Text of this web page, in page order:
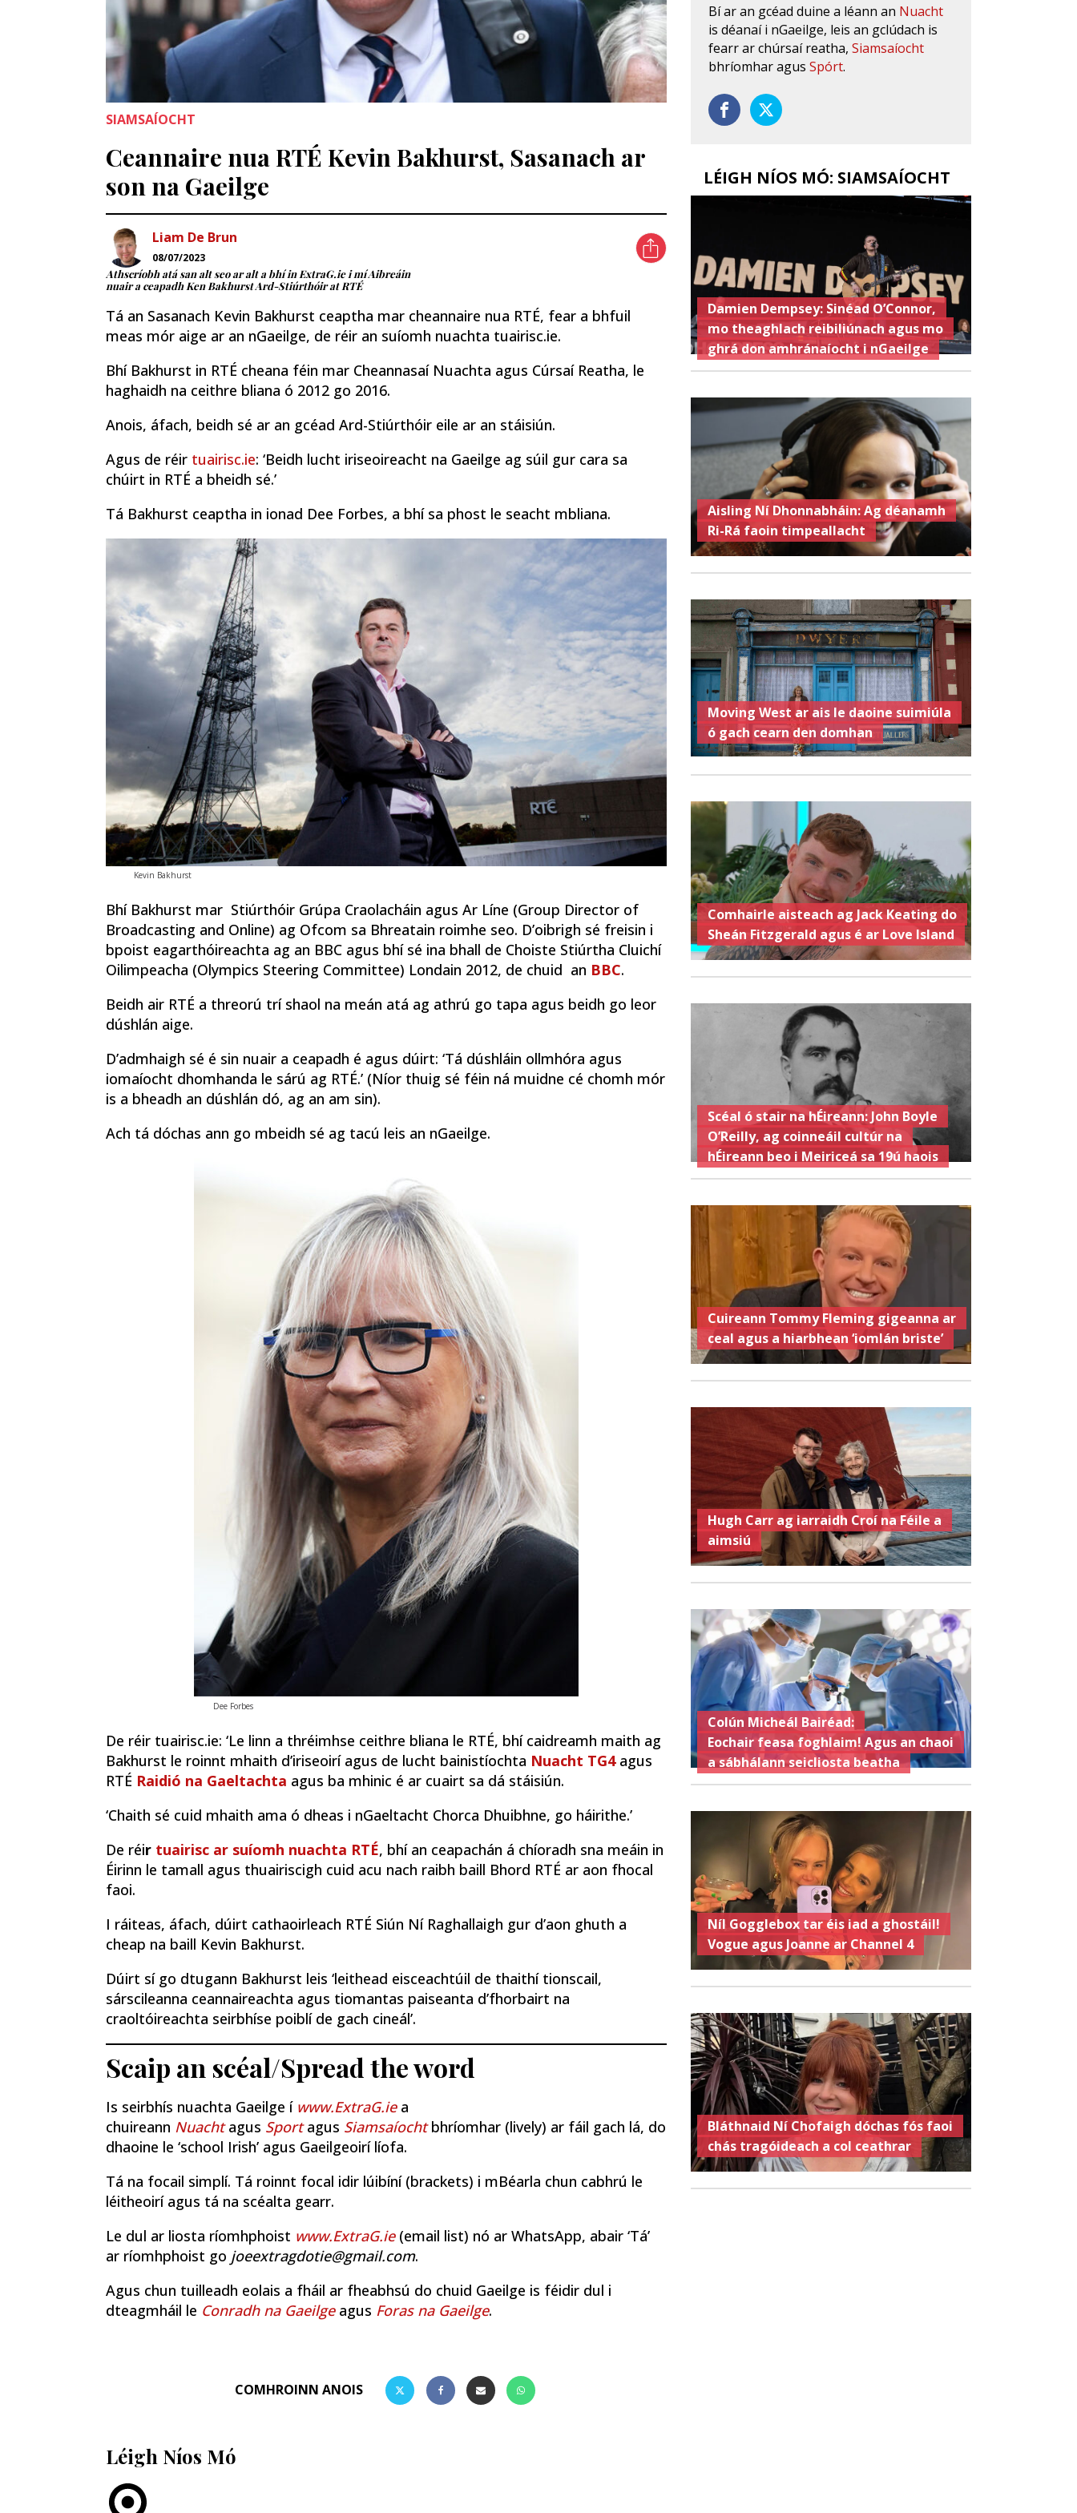
SIAMSAÍOCHT
Ceannaire nua RTÉ Kevin Bakhurst, Sasanach ar
son na Gaeilge
Liam De Brun
08/07/2023
Athscríobh atá san alt seo ar alt a bhí in ExtraG.ie i mí Aibreáin
nuair a ceapadh Ken Bakhurst Ard-Stiúrthóir at RTÉ
Tá an Sasanach Kevin Bakhurst ceaptha mar cheannaire nua RTÉ, fear a bhfuil
meas mór aige ar an nGaeilge, de réir an suíomh nuachta tuairisc.ie.
Bhí Bakhurst in RTÉ cheana féin mar Cheannasaí Nuachta agus Cúrsaí Reatha, le
haghaidh na ceithre bliana ó 2012 go 2016.
Anois, áfach, beidh sé ar an gcéad Ard-Stiúrthóir eile ar an stáisiún.
Agus de réir tuairisc.ie: ‘Beidh lucht iriseoireacht na Gaeilge ag súil gur cara sa
chúirt in RTÉ a bheidh sé.’
Tá Bakhurst ceaptha in ionad Dee Forbes, a bhí sa phost le seacht mbliana.
Kevin Bakhurst
Bhí Bakhurst mar Stiúrthóir Grúpa Craolacháin agus Ar Líne (Group Director of
Broadcasting and Online) ag Ofcom sa Bhreatain roimhe seo. D’oibrigh sé freisin i
bpoist eagarthóireachta ag an BBC agus bhí sé ina bhall de Choiste Stiúrtha Cluichí
Oilimpeacha (Olympics Steering Committee) Londain 2012, de chuid an BBC.
Beidh air RTÉ a threorú trí shaol na meán atá ag athrú go tapa agus beidh go leor
dúshlán aige.
D’admhaigh sé é sin nuair a ceapadh é agus dúirt: ‘Tá dúshláin ollmhóra agus
iomaíocht dhomhanda le sárú ag RTÉ.’ (Níor thuig sé féin ná muidne cé chomh mór
is a bheadh an dúshlán dó, ag an am sin).
Ach tá dóchas ann go mbeidh sé ag tacú leis an nGaeilge.
Dee Forbes
De réir tuairisc.ie: ‘Le linn a thréimhse ceithre bliana le RTÉ, bhí caidreamh maith ag
Bakhurst le roinnt mhaith d’iriseoirí agus de lucht bainistíochta Nuacht TG4 agus
RTÉ Raidió na Gaeltachta agus ba mhinic é ar cuairt sa dá stáisiún.
‘Chaith sé cuid mhaith ama ó dheas i nGaeltacht Chorca Dhuibhne, go háirithe.’
De réir tuairisc ar suíomh nuachta RTÉ, bhí an ceapachán á chíoradh sna meáin in
Éirinn le tamall agus thuairiscigh cuid acu nach raibh baill Bhord RTÉ ar aon fhocal
faoi.
I ráiteas, áfach, dúirt cathaoirleach RTÉ Siún Ní Raghallaigh gur d’aon ghuth a
cheap na baill Kevin Bakhurst.
Dúirt sí go dtugann Bakhurst leis ‘leithead eisceachtúil de thaithí tionscail,
sárscileanna ceannaireachta agus tiomantas paiseanta d’fhorbairt na
craoltóireachta seirbhíse poiblí de gach cineál’.
Scaip an scéal/Spread the word
Is seirbhís nuachta Gaeilge í www.ExtraG.ie a
chuireann Nuacht agus Sport agus Siamsaíocht bhríomhar (lively) ar fáil gach lá, do
dhaoine le ‘school Irish’ agus Gaeilgeoirí líofa.
Tá na focail simplí. Tá roinnt focal idir lúibíní (brackets) i mBéarla chun cabhrú le
léitheoirí agus tá na scéalta gearr.
Le dul ar liosta ríomhphoist www.ExtraG.ie (email list) nó ar WhatsApp, abair ‘Tá’
ar ríomhphoist go joeextragdotie@gmail.com.
Agus chun tuilleadh eolais a fháil ar fheabhsú do chuid Gaeilge is féidir dul i
dteagmháil le Conradh na Gaeilge agus Foras na Gaeilge.
COMHROINN ANOIS
Léigh Níos Mó
Bí ar an gcéad duine a léann an Nuacht
is déanaí i nGaeilge, leis an gclúdach is
fearr ar chúrsaí reatha,Siamsaíocht
bhríomhar agusSpórt.
LÉIGH NÍOS MÓ: SIAMSAÍOCHT
Damien Dempsey: Sinéad O’Connor,
mo theaghlach reibiliúnach agus mo
ghrá don amhránaíocht i nGaeilge
Aisling Ní Dhonnabháin: Ag déanamh
Ri-Rá faoin timpeallacht
Moving West ar ais le daoine suimiúla
ó gach cearn den domhan
Comhairle aisteach ag Jack Keating do
Sheán Fitzgerald agus é ar Love Island
Scéal ó stair na hÉireann: John Boyle
O’Reilly, ag coinneáil cultúr na
hÉireann beo i Meiriceá sa 19ú haois
Cuireann Tommy Fleming gigeanna ar
ceal agus a hiarbhean ‘iomlán briste’
Hugh Carr ag iarraidh Croí na Féile a
aimsiú
Colún Micheál Bairéad:
Eochair feasa foghlaim! Agus an chaoi
a sábhálann seicliosta beatha
Níl Gogglebox tar éis iad a ghostáil!
Vogue agus Joanne ar Channel 4
Bláthnaid Ní Chofaigh dóchas fós faoi
chás tragóideach a col ceathrar